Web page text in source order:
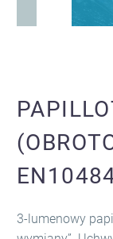
3-lumenowy